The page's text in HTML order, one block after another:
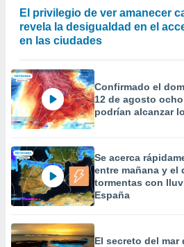
El privilegio de ver amanecer
revela la desigualdad en el
en las ciudades
Confirmado el
12 de agosto
podrían alcanzar
Se acerca
entre mañana y el
tormentas con
España
El secreto del mar